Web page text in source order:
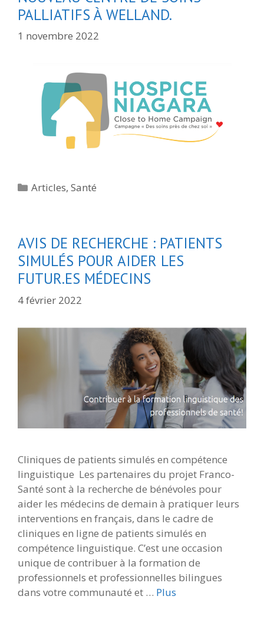
PALLIATIFS À WELLAND.
1 novembre 2022
Catégories
Articles,Santé
AVIS DE RECHERCHE : PATIENTS
SIMULÉS POUR AIDER LES
FUTUR.ES MÉDECINS
4 février 2022
Cliniques de patients simulés en compétence
linguistique Les partenaires du projet Franco-
Santé sont à la recherche de bénévoles pour
aider les médecins de demain à pratiquer leurs
interventions en français, dans le cadre de
cliniques en ligne de patients simulés en
compétence linguistique. C’est une occasion
unique de contribuer à la formation de
professionnels et professionnelles bilingues
dans votre communauté et … Plus